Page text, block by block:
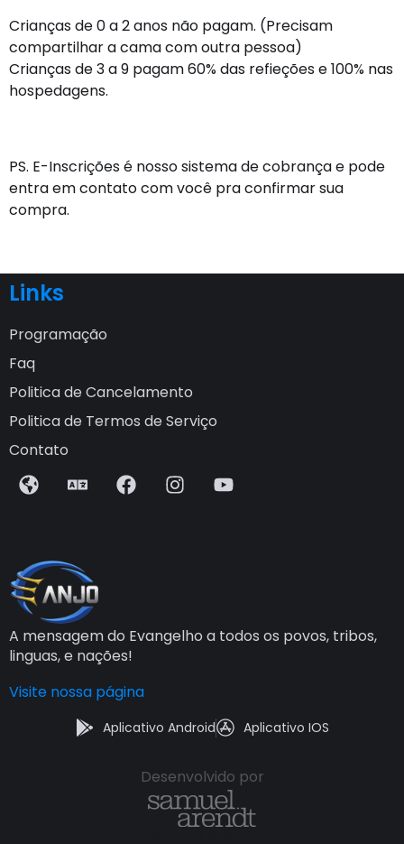
Crianças de 0 a 2 anos não pagam. (Precisam
compartilhar a cama com outra pessoa)
Crianças de 3 a 9 pagam 60% das refieções e 100% nas
hospedagens.
PS. E-Inscrições é nosso sistema de cobrança e pode
entra em contato com você pra confirmar sua
compra.
Links
Programação
Faq
Politica de Cancelamento
Politica de Termos de Serviço
Contato
A mensagem do Evangelho a todos os povos, tribos,
linguas, e nações!
Visite nossa página
Aplicativo Android Aplicativo IOS
Desenvolvido por